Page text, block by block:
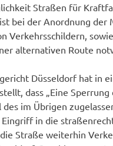
Straßen für
bei der Anordnung der
Verkehrsschildern,
alternativen Route
Düsseldorf hat in
dass „Eine
im Übrigen
in die
Straße weiterhin